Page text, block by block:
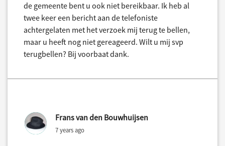
de gemeente bent u ook niet bereikbaar. Ik heb al
twee keer een bericht aan de telefoniste
achtergelaten met het verzoek mij terug te bellen,
maar u heeft nog niet gereageerd. Wilt u mij svp
terugbellen? Bij voorbaat dank.
Frans van den Bouwhuijsen
7 years ago